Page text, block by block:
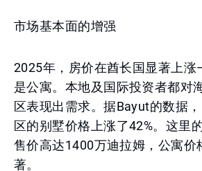
市场基本面的增强
2025年，房价在酋长国显著上
是公寓。本地及国际投资者都对
区表现出需求。据Bayut的数据
区的别墅价格上涨了42%。这里
售价高达1400万迪拉姆，公寓价
著。